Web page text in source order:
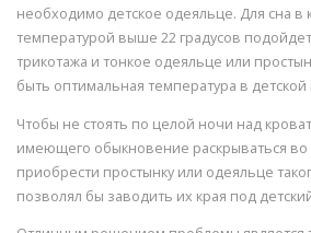
необходимо детское одеяльце. Для сна в
температурой выше 22 градусов
трикотажа и тонкое одеяльце или
быть оптимальная температура в детской
Чтобы не стоять по целой ночи над
имеющего обыкновение раскрываться
приобрести простынку или одеяльце
позволял бы заводить их края под